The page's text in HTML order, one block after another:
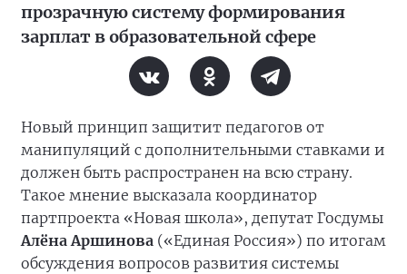
прозрачную систему формирования
зарплат в образовательной сфере
Новый принцип защитит педагогов от
манипуляций с дополнительными ставками и
должен быть распространен на всю страну.
Такое мнение высказала координатор
партпроекта «Новая школа», депутат Госдумы
Алёна Аршинова («Единая Россия») по итогам
обсуждения вопросов развития системы